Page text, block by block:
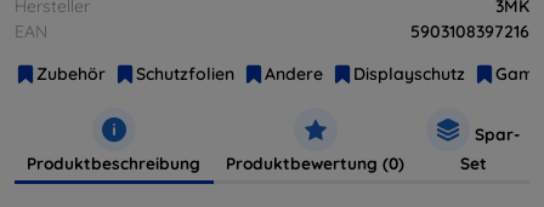
Hersteller
3MK
EAN
5903108397216
Zubehör
Schutzfolien Andere Displayschutz
Produktbeschreibung Produktbewertung (0)
Spar-
Set